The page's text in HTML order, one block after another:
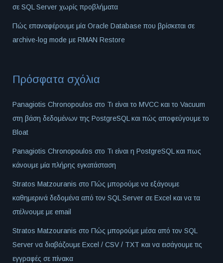
σε SQL Server χωρίς προβλήματα
Πώς επαναφέρουμε μία Oracle Database που βρίσκεται σε
archive-log mode με RMAN Restore
Πρόσφατα σχόλια
Panagiotis Chronopoulos στο Τι είναι το MVCC και το Vacuum
στη βάση δεδομένων της PostgreSQL και πώς αποφεύγουμε το
Bloat
Panagiotis Chronopoulos στο Τι είναι η PostgreSQL και πως
κάνουμε μία πλήρης εγκατάσταση
Stratos Matzouranis στο Πώς μπορούμε να εξάγουμε
καθημερινά δεδομένα από τον SQL Server σε Excel και να τα
στέλνουμε με email
Stratos Matzouranis στο Πώς μπορούμε μέσα από τον SQL
Server να διαβάζουμε Excel / CSV / TXT και να εισάγουμε τις
εγγραφές σε πίνακα